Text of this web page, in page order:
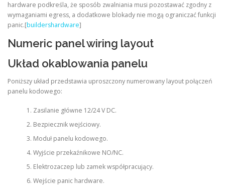
hardware podkreśla, że sposób zwalniania musi pozostawać zgodny z
wymaganiami egress, a dodatkowe blokady nie mogą ograniczać funkcji
panic.[buildershardware]
Numeric panel wiring layout
Układ okablowania panelu
Poniższy układ przedstawia uproszczony numerowany layout połączeń
panelu kodowego:
Zasilanie główne 12/24 V DC.
Bezpiecznik wejściowy.
Moduł panelu kodowego.
Wyjście przekaźnikowe NO/NC.
Elektrozaczep lub zamek współpracujący.
Wejście panic hardware.